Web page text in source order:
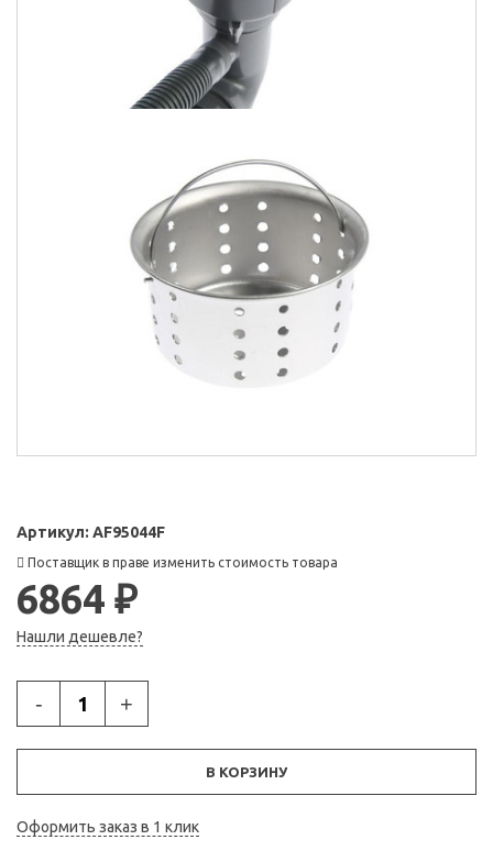
Артикул: AF95044F
Поставщик в праве изменить стоимость товара
6864 ₽
Нашли дешевле?
- +
В КОРЗИНУ
Оформить заказ в 1 клик